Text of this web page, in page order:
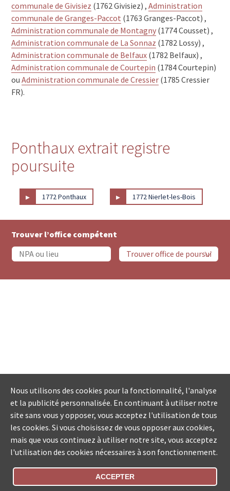
communale de Givisiez (1762 Givisiez) ,Administration
communale de Granges-Paccot (1763 Granges-Paccot) ,
Administration communale de Montagny (1774 Cousset) ,
Administration communale de La Sonnaz (1782 Lossy) ,
Administration communale de Belfaux (1782 Belfaux) ,
Administration communale de Courtepin (1784 Courtepin)
ouAdministration communale de Cressier (1785 Cressier
FR).
Ponthaux extrait registre
poursuite
▸ 1772 Ponthaux ▸ 1772 Nierlet-les-Bois
Trouver l’office compétent
Nous utilisons des cookies pour la fonctionnalité, l'analyse
et la publicité personnalisée. En continuant à utiliser notre
site sans vous y opposer, vous acceptez l'utilisation de tous
les cookies. Si vous choisissez de vous opposer aux cookies,
mais que vous continuez à utiliser notre site, vous acceptez
l'utilisation des cookies nécessaires à son fonctionnement.
ACCEPTER